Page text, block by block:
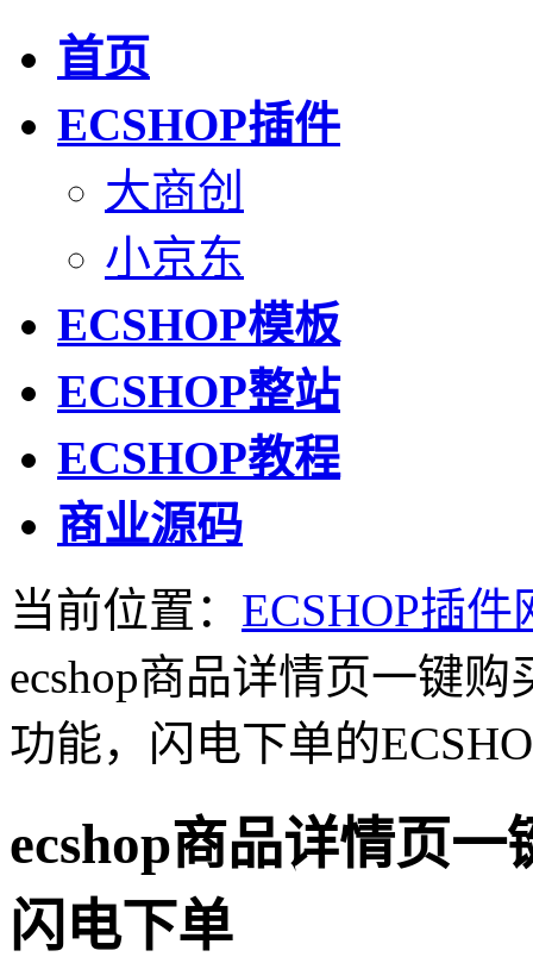
首页
ECSHOP插件
大商创
小京东
ECSHOP模板
ECSHOP整站
ECSHOP教程
商业源码
当前位置： ECSHOP插件
ecshop商品详情页一键
功能，闪电下单的
ecshop商品详情页
闪电下单